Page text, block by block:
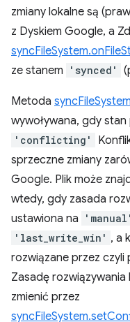
zmiany lokalne są
z Dyskiem Google, a
ze stanem
'synced'
Metoda
wywoływana, gdy stan
'conflicting'
sprzeczne zmiany
Google. Plik może
wtedy, gdy zasada
ustawiona na
'manual'
'last_write_win' , a
rozwiązane przez
Zasadę
zmienić przez